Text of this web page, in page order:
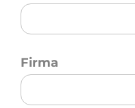
Firma